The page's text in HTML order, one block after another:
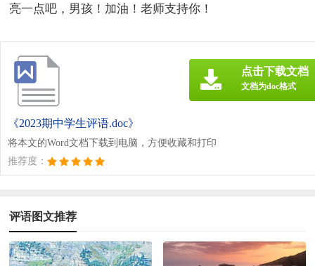
亮一点吧，男孩！加油！老师支持你！
《2023期中学生评语.doc》
将本文的Word文档下载到电脑，方便收藏和打印
推荐度：
点击下载文档
文档为doc格式
评语图文推荐